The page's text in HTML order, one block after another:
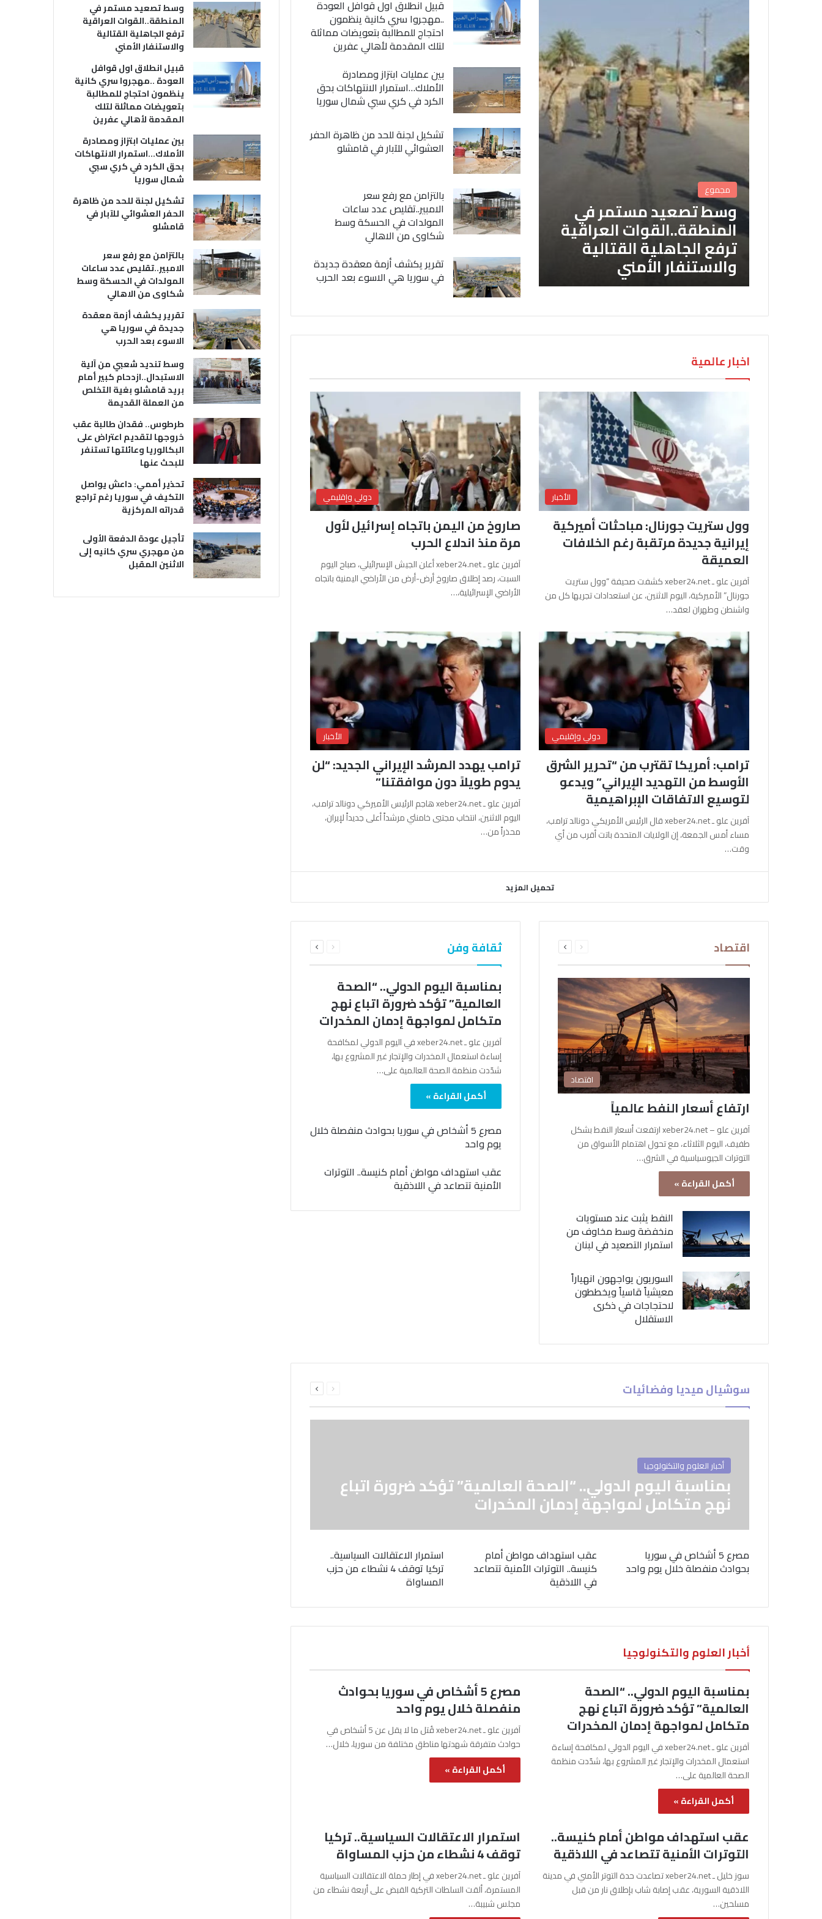
مجموع
وسط تصعيد مستمر في
المنطقة..القوات العراقية
ترفع الجاهلية القتالية
والاستنفار الأمني
قبيل انطلاق اول قوافل العودة
..مهجروا سري كانية ينظمون
احتجاج للمطالبة بتعويضات مماثلة
لتلك المقدمة لأهالي عفرين
بين عمليات ابتزاز ومصادرة
الأملاك…استمرار الانتهاكات بحق
الكرد في كري سبي شمال سوريا
تشكيل لجنة للحد من ظاهرة الحفر
العشوائي للآبار في قامشلو
بالتزامن مع رفع سعر
الامبير..تقليص عدد ساعات
المولدات في الحسكة وسط
شكاوى من الاهالي
تقرير يكشف أزمة معقدة جديدة
في سوريا هي الاسوء بعد الحرب
اخبار عالمية
الأخبار
وول ستريت جورنال: مباحثات أميركية
إيرانية جديدة مرتقبة رغم الخلافات
العميقة
آفرين علو ـ xeber24.net كشفت صحيفة “وول ستريت
جورنال” الأميركية، اليوم الاثنين، عن استعدادات تجريها كل من
واشنطن وطهران لعقد…
دولي وإقليمي
صاروخ من اليمن باتجاه إسرائيل لأول
مرة منذ اندلاع الحرب
آفرين علو ـ xeber24.net أعلن الجيش الإسرائيلي، صباح اليوم
السبت، رصد إطلاق صاروخ أرض-أرض من الأراضي اليمنية باتجاه
الأراضي الإسرائيلية،…
دولي وإقليمي
ترامب: أمريكا تقترب من “تحرير الشرق
الأوسط من التهديد الإيراني” ويدعو
لتوسيع الاتفاقات الإبراهيمية
آفرين علو ـ xeber24.net قال الرئيس الأمريكي دونالد ترامب،
مساء أمس الجمعة، إن الولايات المتحدة باتت أقرب من أي
وقت…
الأخبار
ترامب يهدد المرشد الإيراني الجديد: “لن
يدوم طويلاً دون موافقتنا”
آفرين علو ـ xeber24.net هاجم الرئيس الأميركي دونالد ترامب،
اليوم الاثنين، انتخاب مجتبى خامنئي مرشداً أعلى جديداً لإيران،
محذراً من…
تحميل المزيد
اقتصاد الصفحةالصفحة
اقتصاد
ارتفاع أسعار النفط عالمياً
آفرين علو – xeber24.net ارتفعت أسعار النفط بشكل
طفيف، اليوم الثلاثاء، مع تحول اهتمام الأسواق من
التوترات الجيوسياسية في الشرق…
أكمل القراءة »
النفط يثبت عند مستويات
منخفضة وسط مخاوف من
استمرار التصعيد في لبنان
السوريون يواجهون انهياراً
معيشياً قاسياً ويخططون
لاحتجاجات في ذكرى
الاستقلال
ثقافة وفن الصفحةالصفحة
بمناسبة اليوم الدولي.. “الصحة
العالمية” تؤكد ضرورة اتباع نهج
متكامل لمواجهة إدمان المخدرات
آفرين علو ـ xeber24.net في اليوم الدولي لمكافحة
إساءة استعمال المخدرات والإتجار غير المشروع بها،
شدّدت منظمة الصحة العالمية على…
أكمل القراءة »
مصرع 5 أشخاص في سوريا بحوادث منفصلة خلال
يوم واحد
عقب استهداف مواطن أمام كنيسة.. التوترات
الأمنية تتصاعد في اللاذقية
سوشيال ميديا وفضائيات الصفحةالصفحة
أخبار العلوم والتكنولوجيا
بمناسبة اليوم الدولي.. “الصحة العالمية” تؤكد ضرورة اتباع
نهج متكامل لمواجهة إدمان المخدرات
مصرع 5 أشخاص في سوريا
بحوادث منفصلة خلال يوم واحد
عقب استهداف مواطن أمام
كنيسة.. التوترات الأمنية تتصاعد
في اللاذقية
استمرار الاعتقالات السياسية..
تركيا توقف 4 نشطاء من حزب
المساواة
أخبار العلوم والتكنولوجيا
بمناسبة اليوم الدولي.. “الصحة
العالمية” تؤكد ضرورة اتباع نهج
متكامل لمواجهة إدمان المخدرات
آفرين علو ـ xeber24.net في اليوم الدولي لمكافحة إساءة
استعمال المخدرات والإتجار غير المشروع بها، شدّدت منظمة
الصحة العالمية على…
أكمل القراءة »
مصرع 5 أشخاص في سوريا بحوادث
منفصلة خلال يوم واحد
آفرين علو ـ xeber24.net قُتل ما لا يقل عن 5 أشخاص في
حوادث متفرقة شهدتها مناطق مختلفة من سوريا، خلال…
أكمل القراءة »
عقب استهداف مواطن أمام كنيسة..
التوترات الأمنية تتصاعد في اللاذقية
سوز خليل ـ xeber24.net تصاعدت حدة التوتر الأمني في مدينة
اللاذقية السورية، عقب إصابة شاب بإطلاق نار من قبل
مسلحين…
استمرار الاعتقالات السياسية.. تركيا
توقف 4 نشطاء من حزب المساواة
آفرين علو ـ xeber24.net في إطار حملة الاعتقالات السياسية
المستمرة، ألقت السلطات التركية القبض على أربعة نشطاء من
مجلس شبيبة…
وسط تصعيد مستمر في
المنطقة..القوات العراقية
ترفع الجاهلية القتالية
والاستنفار الأمني
قبيل انطلاق اول قوافل
العودة ..مهجروا سري كانية
ينظمون احتجاج للمطالبة
بتعويضات مماثلة لتلك
المقدمة لأهالي عفرين
بين عمليات ابتزاز ومصادرة
الأملاك…استمرار الانتهاكات
بحق الكرد في كري سبي
شمال سوريا
تشكيل لجنة للحد من ظاهرة
الحفر العشوائي للآبار في
قامشلو
بالتزامن مع رفع سعر
الامبير..تقليص عدد ساعات
المولدات في الحسكة وسط
شكاوى من الاهالي
تقرير يكشف أزمة معقدة
جديدة في سوريا هي
الاسوء بعد الحرب
وسط تنديد شعبي من آلية
الاستبدال..ازدحام كبير أمام
بريد قامشلو بغية التخلص
من العملة القديمة
طرطوس.. فقدان طالبة عقب
خروجها لتقديم اعتراض على
البكالوريا وعائلتها تستنفر
للبحث عنها
تحذير أممي: داعش يواصل
التكيف في سوريا رغم تراجع
قدراته المركزية
تأجيل عودة الدفعة الأولى
من مهجري سري كانيه إلى
الاثنين المقبل